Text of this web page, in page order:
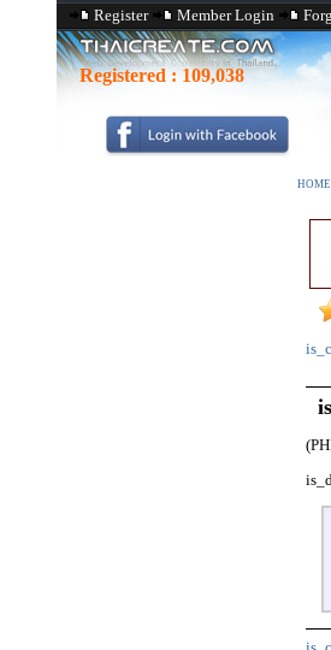
Register Member Login
Registered : 109,038
HOME